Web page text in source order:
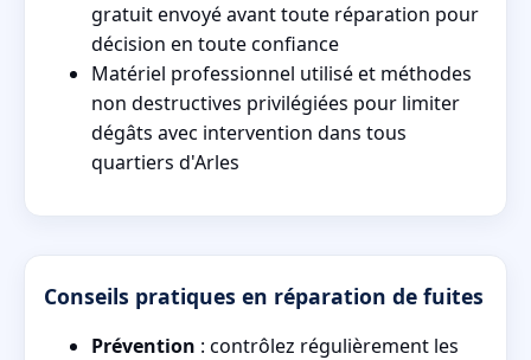
gratuit envoyé avant toute réparation pour
décision en toute confiance
Matériel professionnel utilisé et méthodes
non destructives privilégiées pour limiter
dégâts avec intervention dans tous
quartiers d'Arles
Conseils pratiques en réparation de fuites
Prévention : contrôlez régulièrement les